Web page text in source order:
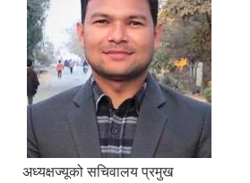
अध्यक्षज्यूको सचिवालय प्रमुख